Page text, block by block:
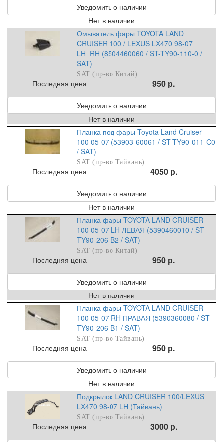
Уведомить о наличии
Нет в наличии
Омыватель фары TOYOTA LAND
CRUISER 100 / LEXUS LX470 98-07
LH=RH (8504460060 / ST-TY90-110-0 /
SAT)
SAT (пр-во Китай)
Последняя цена 950 р.
Уведомить о наличии
Нет в наличии
Планка под фары Toyota Land Cruiser
100 05-07 (53903-60061 / ST-TY90-011-C0
/ SAT)
SAT (пр-во Тайвань)
Последняя цена 4050 р.
Уведомить о наличии
Нет в наличии
Планка фары TOYOTA LAND CRUISER
100 05-07 LH ЛЕВАЯ (5390460010 / ST-
TY90-206-B2 / SAT)
SAT (пр-во Китай)
Последняя цена 950 р.
Уведомить о наличии
Нет в наличии
Планка фары TOYOTA LAND CRUISER
100 05-07 RH ПРАВАЯ (5390360080 / ST-
TY90-206-B1 / SAT)
SAT (пр-во Тайвань)
Последняя цена 950 р.
Уведомить о наличии
Нет в наличии
Подкрылок LAND CRUISER 100/LEXUS
LX470 98-07 LH (Тайвань)
SAT (пр-во Тайвань)
Последняя цена 3000 р.